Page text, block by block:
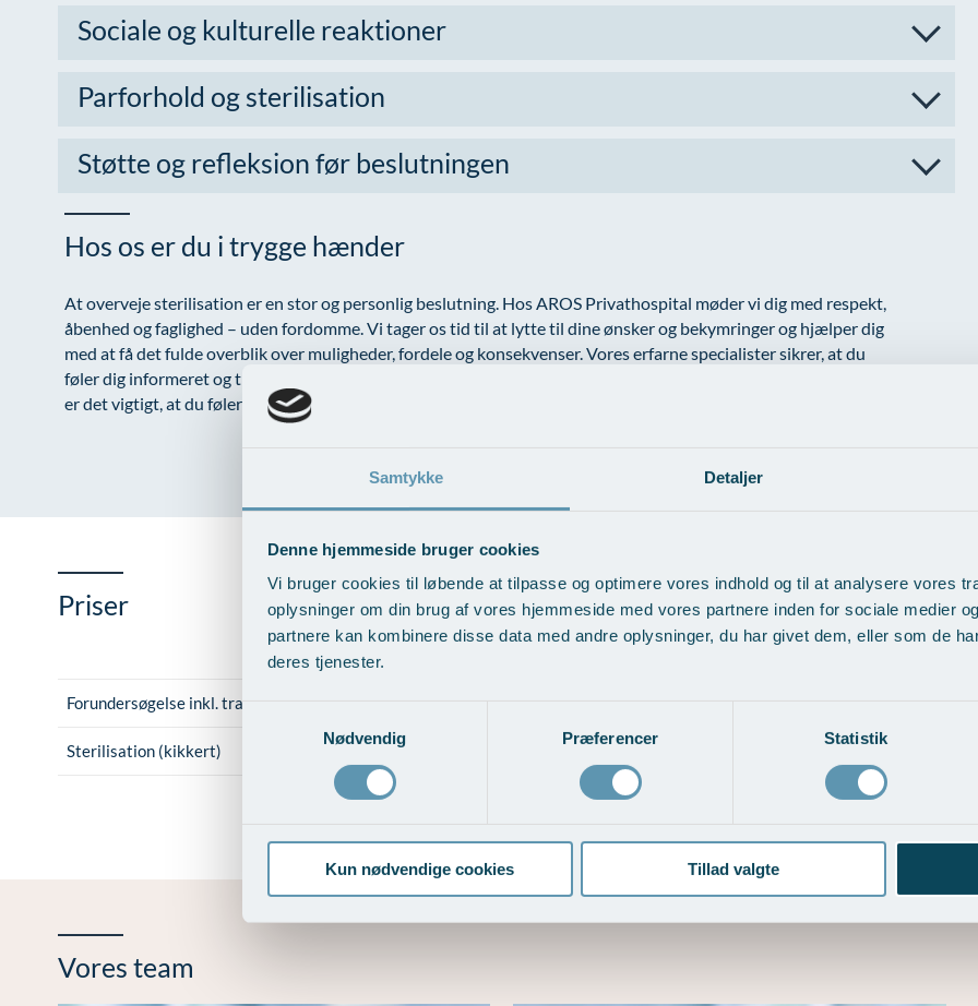
Samtykke Detaljer
Denne hjemmeside bruger cookies
Vi bruger cookies til løbende at tilpasse og optimere vores indhold og til at analysere vores
oplysninger om din brug af vores hjemmeside med vores partnere inden for sociale medier
partnere kan kombinere disse data med andre oplysninger, du har givet dem, eller som de
deres tjenester.
Samtykkevalg
Nødvendig
Præferencer Statistik
Kun nødvendige cookies Tillad valgte
Sociale og kulturelle reaktioner
Parforhold og sterilisation
Støtte og refleksion før beslutningen
Hos os er du i trygge hænder
At overveje sterilisation er en stor og personlig beslutning. Hos AROS Privathospital møder vi dig med respekt,
åbenhed og faglighed – uden fordomme. Vi tager os tid til at lytte til dine ønsker og bekymringer og hjælper dig
med at få det fulde overblik over muligheder, fordele og konsekvenser. Vores erfarne specialister sikrer, at du
føler dig informeret og tryg gennem hele forløbet – uanset om du ender med at vælge sterilisation eller ej. Hos os
er det vigtigt, at du føler dig set, hørt og taget alvorligt.
Priser
Forundersøgelse inkl. transvaginal Ultralydsscanning
Sterilisation (kikkert) Fuld
Vores team